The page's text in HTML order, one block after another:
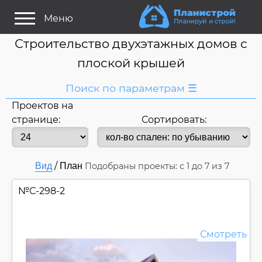
Меню
Строительство двухэтажных домов с
плоской крышей
Поиск по параметрам ☰
Я ищу:
Дом
Название
или номер
Строитель/Архитектор
Стиль проекта
Основные параметры:
Площадь
Проектов на
странице:
Сортировать:
Вид / План Подобраны проекты: с 1 до 7 из 7
№С-298-2
Смотреть